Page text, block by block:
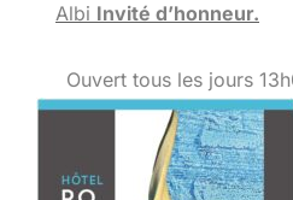
Albi Invité d’honneur.
Ouvert tous les jours